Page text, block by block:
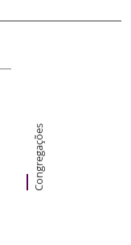
Congregações